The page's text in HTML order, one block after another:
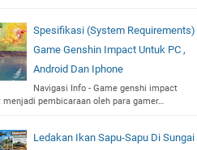
Spesifikasi (System Requirements)
Game Genshin Impact Untuk PC ,
Android Dan Iphone
Navigasi Info - Game genshi impact
menjadi pembicaraan oleh para gamer…
Ledakan Ikan Sapu-Sapu Di Sungai